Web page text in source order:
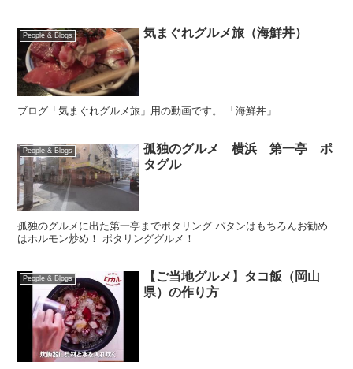
People & Blogs 気まぐれグルメ旅（海鮮丼）
ブログ「気まぐれグルメ旅」用の動画です。 「海鮮丼」
People & Blogs
孤独のグルメ 横浜 第一亭 ポ
タグル
孤独のグルメに出た第一亭までポタリング パタンはもちろんお勧め
はホルモン炒め！ ポタリンググルメ！
People & Blogs
【ご当地グルメ】タコ飯（岡山
県）の作り方